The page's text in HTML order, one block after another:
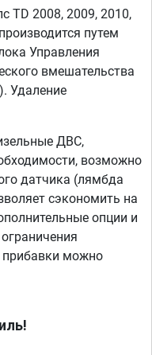
TD 2008, 2009, 2010,
путем
Управления
вмешательства
Удаление
ДВС,
возможно
датчика (лямбда
сэкономить на
опции и
прибавки можно